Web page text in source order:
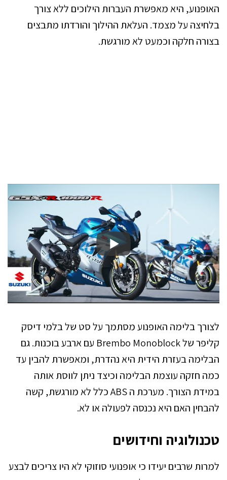
האופנוע, היא מאפשרת העברות הילוכים ללא צורך
בלחיצה על מצמד. העלאת ההילוך והורדתו מתבצים
בצורה חלקה וכמעט לא מורגשת.
לצורך בלימה האופנוע מסתמך על סט של בלמי דיסק
קליפר של Brembo Monoblock עם ארבע בוכנות. גם
הבלימה בעזרת הידית היא נהדרת, ומאפשרת להבין עד
כמה חזקה עוצמת הבלימה וכיצד ניתן לווסת אותה
במידת הצורך. ​​מערכת ה ABS כלל לא מורגשת, קשה
להבחין האם היא נכנסה לפעולה או לא.
טכנולוגיה וחידושים
למרות שרבים יעידו כי אופנועי סוזוקי לא היו צריכים לבצע